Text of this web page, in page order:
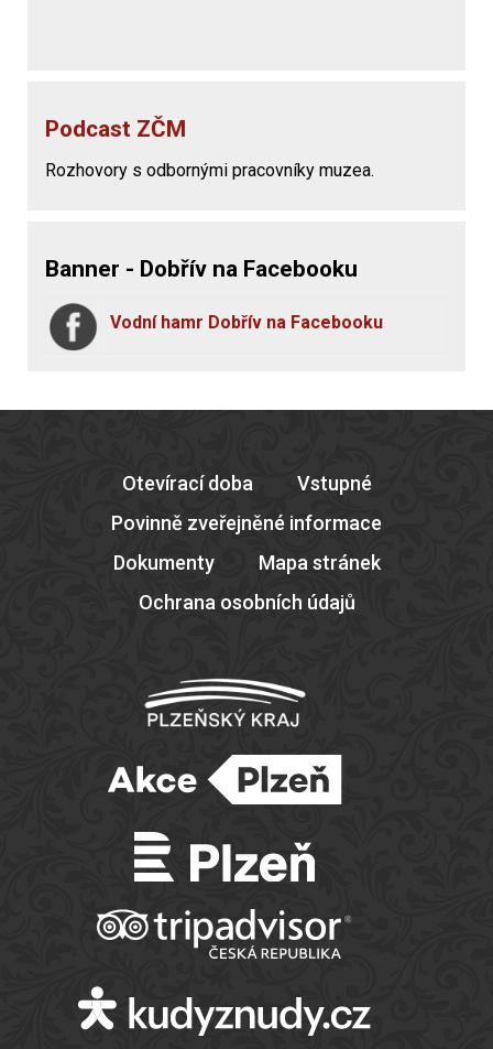
Podcast ZČM
Rozhovory s odbornými pracovníky muzea.
Banner - Dobřív na Facebooku
Vodní hamr Dobřív na Facebooku
Otevírací doba
Vstupné
Povinně zveřejněné informace
Dokumenty
Mapa stránek
Ochrana osobních údajů